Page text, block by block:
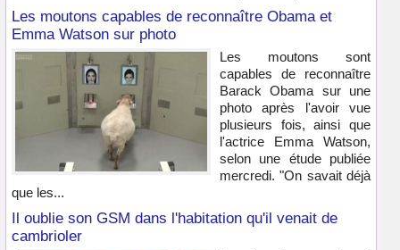
Les moutons capables de reconnaître Obama et
Emma Watson sur photo
Les moutons sont
capables de reconnaître
Barack Obama sur une
photo après l'avoir vue
plusieurs fois, ainsi que
l'actrice Emma Watson,
selon une étude publiée
mercredi. "On savait déjà
que les...
Il oublie son GSM dans l'habitation qu'il venait de
cambrioler